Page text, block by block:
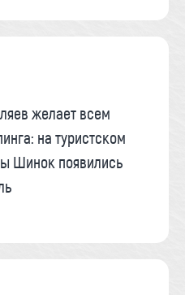
желает всем
на туристском
Шинок появились